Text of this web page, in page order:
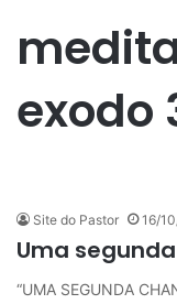
exodo
Site do Pastor 16/
Uma
“UMA SEGUNDA